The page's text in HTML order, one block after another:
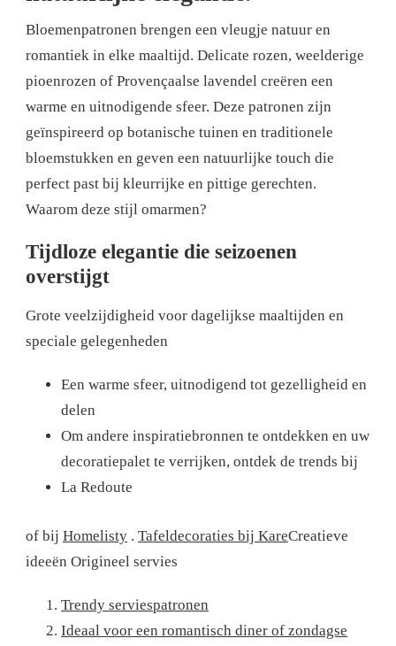
Bloemenpatronen brengen een vleugje natuur en
romantiek in elke maaltijd. Delicate rozen, weelderige
pioenrozen of Provençaalse lavendel creëren een
warme en uitnodigende sfeer. Deze patronen zijn
geïnspireerd op botanische tuinen en traditionele
bloemstukken en geven een natuurlijke touch die
perfect past bij kleurrijke en pittige gerechten.
Waarom deze stijl omarmen?
Tijdloze elegantie die seizoenen
overstijgt
Grote veelzijdigheid voor dagelijkse maaltijden en
speciale gelegenheden
Een warme sfeer, uitnodigend tot gezelligheid en
delen
Om andere inspiratiebronnen te ontdekken en uw
decoratiepalet te verrijken, ontdek de trends bij
La Redoute
of bij Homelisty . Tafeldecoraties bij KareCreatieve
ideeën Origineel servies
Trendy serviespatronen
Ideaal voor een romantisch diner of zondagse